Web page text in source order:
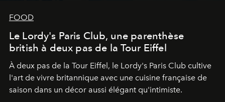
FOOD
Le Lordy's Paris Club, une parenthèse
british à deux pas de la Tour Eiffel
À deux pas de la Tour Eiffel, le Lordy's Paris Club cultive
l'art de vivre britannique avec une cuisine française de
saison dans un décor aussi élégant qu'intimiste.